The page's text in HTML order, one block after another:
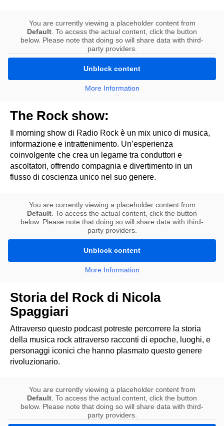
You are currently viewing a placeholder content from
Default . To access the actual content, click the button
below. Please note that doing so will share data with third-
party providers.
Unblock content
More Information
The Rock show:
Il morning show di Radio Rock è un mix unico di musica,
informazione e intrattenimento. Un’esperienza
coinvolgente che crea un legame tra conduttori e
ascoltatori, offrendo compagnia e divertimento in un
flusso di coscienza unico nel suo genere.
You are currently viewing a placeholder content from
Default . To access the actual content, click the button
below. Please note that doing so will share data with third-
party providers.
Unblock content
More Information
Storia del Rock di Nicola
Spaggiari
Attraverso questo podcast potreste percorrere la storia
della musica rock attraverso racconti di epoche, luoghi, e
personaggi iconici che hanno plasmato questo genere
rivoluzionario.
You are currently viewing a placeholder content from
Default . To access the actual content, click the button
below. Please note that doing so will share data with third-
party providers.